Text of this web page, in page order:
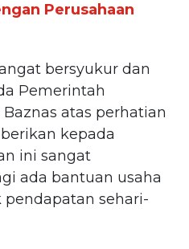
Perusahaan
bersyukur dan
Pemerintah
atas perhatian
kepada
ini sangat
ada bantuan usaha
sehari-